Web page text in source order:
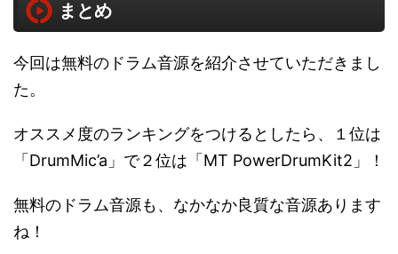
まとめ
今回は無料のドラム音源を紹介させていただきまし
た。
オススメ度のランキングをつけるとしたら、１位は
「DrumMic’a」で２位は「MT PowerDrumKit2」！
無料のドラム音源も、なかなか良質な音源あります
ね！